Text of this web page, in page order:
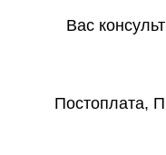
Вас
Постоплата,